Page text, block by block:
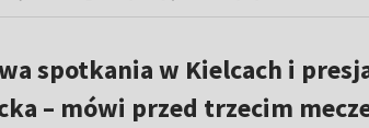
spotkania w Kielcach i
– mówi przed trzecim